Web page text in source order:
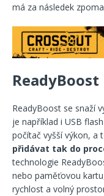
má za následek
ReadyBoost
ReadyBoost se snaží
je například i USB
počítač vyšší výkon, a
přidávat tak do
technologie
nebo paměťovou
rychlost a volný